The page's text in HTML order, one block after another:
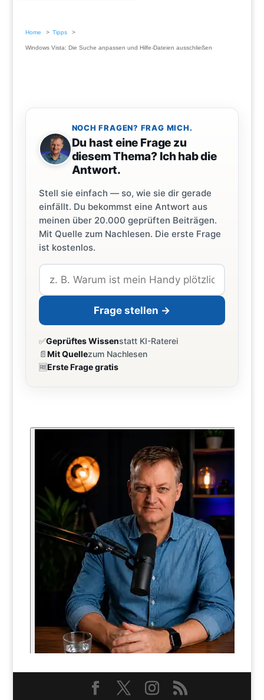
Home Tipps
Windows Vista: Die Suche anpassen und Hilfe-Dateien ausschließen
NOCH FRAGEN? FRAG MICH.
Du hast eine Frage zu
diesem Thema? Ich hab die
Antwort.
Stell sie einfach — so, wie sie dir gerade
einfällt. Du bekommst eine Antwort aus
meinen über 20.000 geprüften Beiträgen.
Mit Quelle zum Nachlesen. Die erste Frage
ist kostenlos.
Frage stellen →
✅Geprüftes Wissenstatt KI-Raterei
📄Mit Quellezum Nachlesen
🆓Erste Frage gratis